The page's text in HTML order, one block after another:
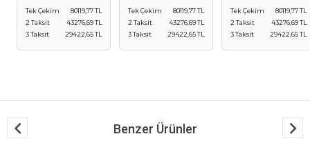
Tek Çekim
80119,77 TL
2 Taksit
43276,69 TL
3 Taksit
29422,65 TL
Tek Çekim
80119,77 TL
2 Taksit
43276,69 TL
3 Taksit
29422,65 TL
Tek Çekim
80119,77 TL
2 Taksit
43276,69 TL
3 Taksit
29422,65 TL
Benzer Ürünler